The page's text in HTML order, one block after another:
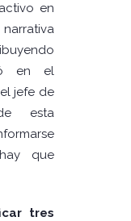
en
en el
jefe de
esta
que
tres